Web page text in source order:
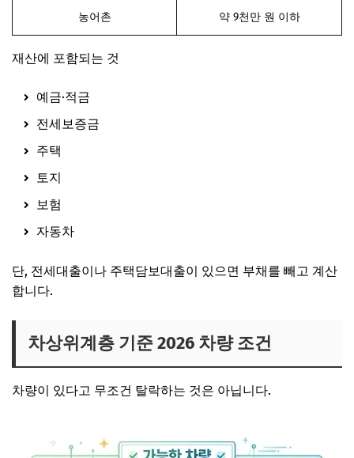
농어촌 약 9천만 원 이하
재산에 포함되는 것
예금·적금
전세보증금
주택
토지
보험
자동차
단, 전세대출이나 주택담보대출이 있으면 부채를 빼고 계산
합니다.
차상위계층 기준 2026 차량 조건
차량이 있다고 무조건 탈락하는 것은 아닙니다.